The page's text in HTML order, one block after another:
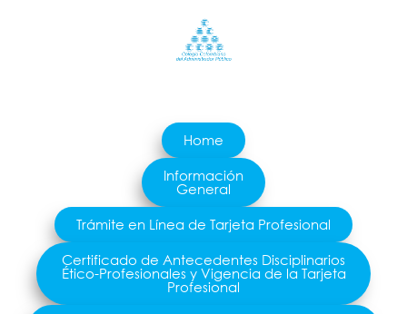
Home
Información
General
Trámite en Línea de Tarjeta Profesional
Certificado de Antecedentes Disciplinarios
Ético-Profesionales y Vigencia de la Tarjeta
Profesional